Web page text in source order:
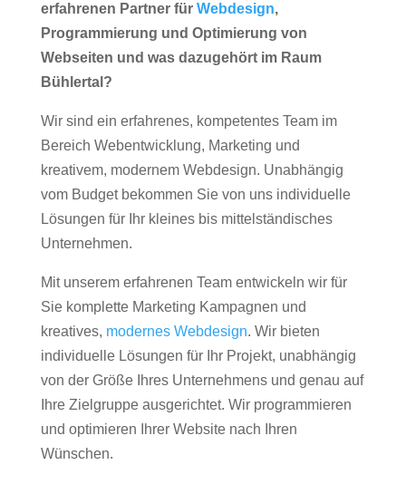
erfahrenen Partner für Webdesign,
Programmierung und Optimierung von
Webseiten und was dazugehört im Raum
Bühlertal?
Wir sind ein erfahrenes, kompetentes Team im
Bereich Webentwicklung, Marketing und
kreativem, modernem Webdesign. Unabhängig
vom Budget bekommen Sie von uns individuelle
Lösungen für Ihr kleines bis mittelständisches
Unternehmen.
Mit unserem erfahrenen Team entwickeln wir für
Sie komplette Marketing Kampagnen und
kreatives, modernes Webdesign. Wir bieten
individuelle Lösungen für Ihr Projekt, unabhängig
von der Größe Ihres Unternehmens und genau auf
Ihre Zielgruppe ausgerichtet. Wir programmieren
und optimieren Ihrer Website nach Ihren
Wünschen.